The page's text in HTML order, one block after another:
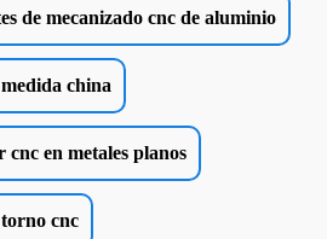
de mecanizado cnc de aluminio
china
cnc en metales planos
cnc